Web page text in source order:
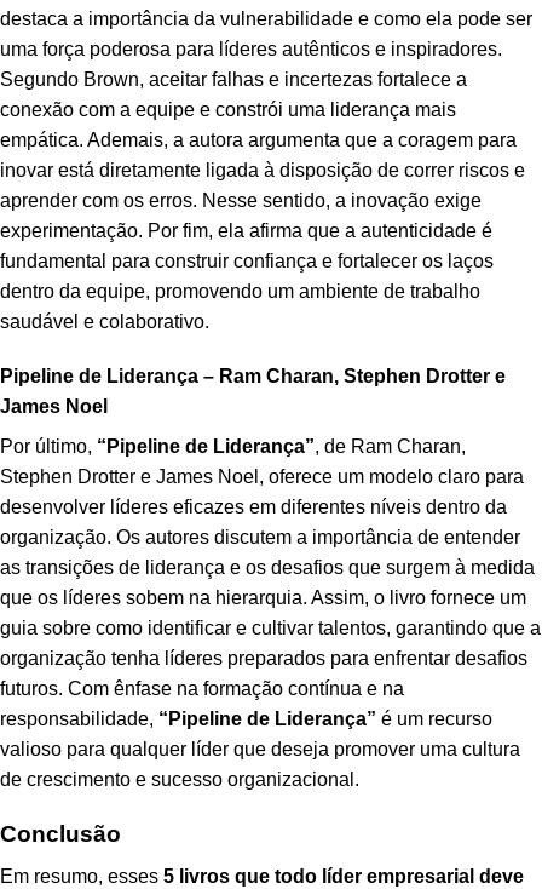
destaca a importância da vulnerabilidade e como ela pode ser
uma força poderosa para líderes autênticos e inspiradores.
Segundo Brown, aceitar falhas e incertezas fortalece a
conexão com a equipe e constrói uma liderança mais
empática. Ademais, a autora argumenta que a coragem para
inovar está diretamente ligada à disposição de correr riscos e
aprender com os erros. Nesse sentido, a inovação exige
experimentação. Por fim, ela afirma que a autenticidade é
fundamental para construir confiança e fortalecer os laços
dentro da equipe, promovendo um ambiente de trabalho
saudável e colaborativo.
Pipeline de Liderança – Ram Charan, Stephen Drotter e
James Noel
Por último, “Pipeline de Liderança”, de Ram Charan,
Stephen Drotter e James Noel, oferece um modelo claro para
desenvolver líderes eficazes em diferentes níveis dentro da
organização. Os autores discutem a importância de entender
as transições de liderança e os desafios que surgem à medida
que os líderes sobem na hierarquia. Assim, o livro fornece um
guia sobre como identificar e cultivar talentos, garantindo que a
organização tenha líderes preparados para enfrentar desafios
futuros. Com ênfase na formação contínua e na
responsabilidade, “Pipeline de Liderança” é um recurso
valioso para qualquer líder que deseja promover uma cultura
de crescimento e sucesso organizacional.
Conclusão
Em resumo, esses 5 livros que todo líder empresarial deve